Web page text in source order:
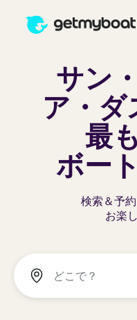
サン
ア・ダ
最
ボー
検索＆予
お楽